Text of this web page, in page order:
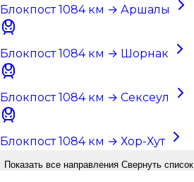
Блокпост 1084 км → Аршалы
Блокпост 1084 км → Шорнак
Блокпост 1084 км → Сексеул
Блокпост 1084 км → Хор-Хут
Показать все направления Свернуть список